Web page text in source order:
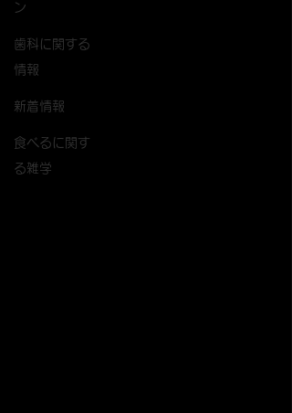
ン
歯科に関する
情報
新着情報
食べるに関す
る雑学